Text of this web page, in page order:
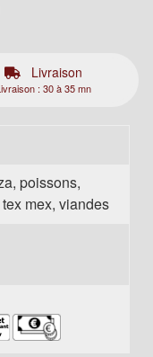
Livraison
: 30 à 35 mn
poissons,
mex, viandes